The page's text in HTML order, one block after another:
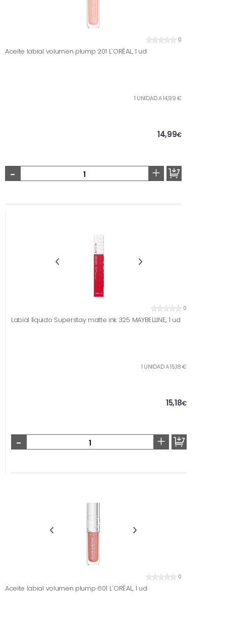
0
Aceite labial volumen plump 201 L`ORÉAL, 1 ud
1 UNIDAD A 14,99 €
14,99€
- +
0
Labial líquido Superstay matte ink 325 MAYBELLINE, 1 ud
1 UNIDAD A 15,18 €
15,18€
- +
0
Aceite labial volumen plump 601 L`ORÉAL, 1 ud